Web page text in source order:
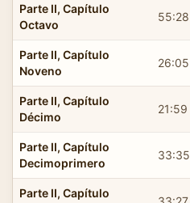
Parte II, Capítulo
Octavo
55:28
Parte II, Capítulo
Noveno
26:05
Parte II, Capítulo
Décimo
21:59
Parte II, Capítulo
Decimoprimero
33:35
Parte II, Capítulo